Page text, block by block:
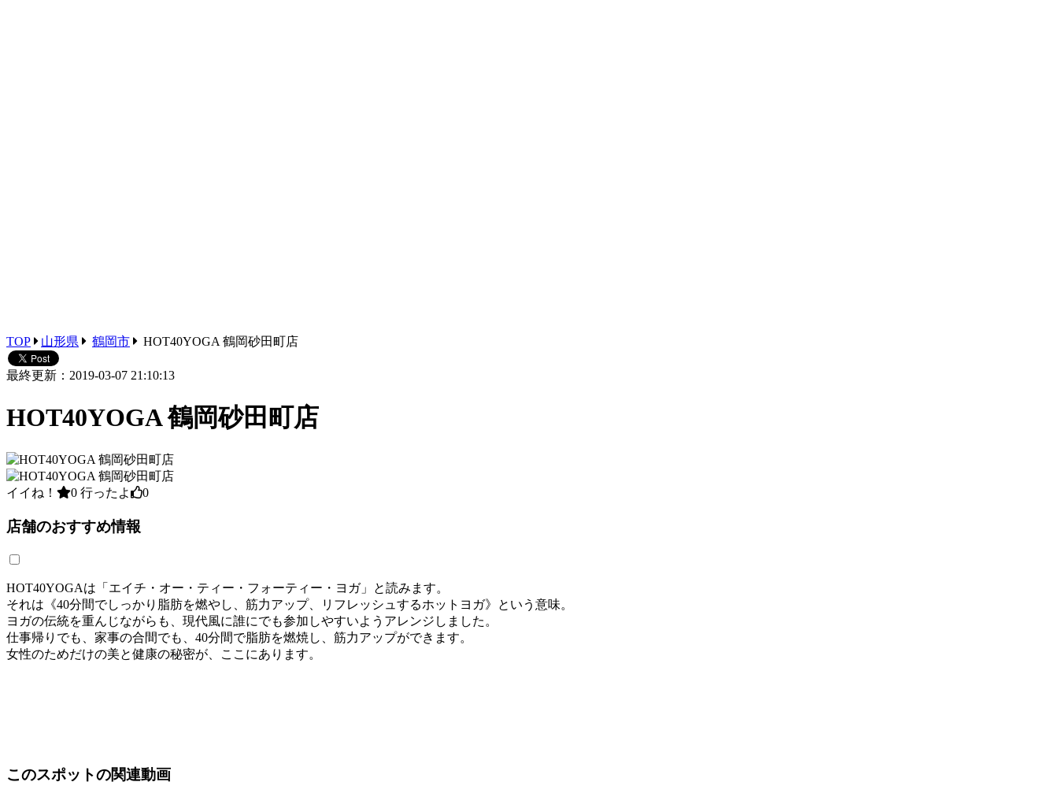
TOP 山形県 鶴岡市 HOT40YOGA 鶴岡砂田町店
最終更新：2019-03-07 21:10:13
HOT40YOGA 鶴岡砂田町店
イイね！ 0 行ったよ 0
店舗のおすすめ情報
HOT40YOGAは「エイチ・オー・ティー・フォーティー・ヨガ」と読みます。
それは《40分間でしっかり脂肪を燃やし、筋力アップ、リフレッシュするホットヨガ》という意味。
ヨガの伝統を重んじながらも、現代風に誰にでも参加しやすいようアレンジしました。
仕事帰りでも、家事の合間でも、40分間で脂肪を燃焼し、筋力アップができます。
女性のためだけの美と健康の秘密が、ここにあります。
このスポットの関連動画